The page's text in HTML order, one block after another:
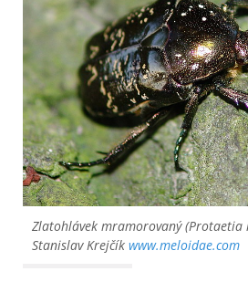
Zlatohlávek mramorovaný (Protaetia
Stanislav Krejčík www.meloidae.com